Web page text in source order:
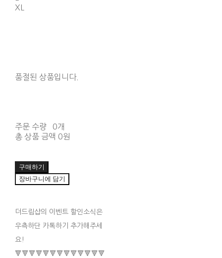
XL
품절된 상품입니다.
주문 수량
0개
총 상품 금액 0원
구매하기
장바구니에 담기
더드림샵의 이벤트 할인소식은
우측하단 카톡하기 추가해주세
요!
🔻🔻🔻🔻🔻🔻🔻🔻🔻🔻🔻🔻🔻